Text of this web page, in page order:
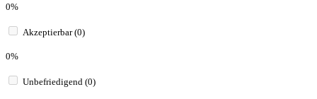
0%
Akzeptierbar (0)
0%
Unbefriedigend (0)